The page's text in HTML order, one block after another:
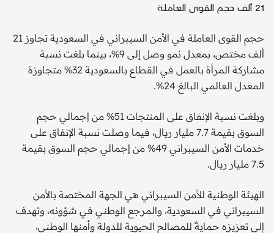
21 ألف حجم القوى العاملة
حجم القوى العاملة في الأمن السيبراني في السعودية تجاوز 21
ألف مختص، بمعدل نمو وصل إلى 9%، بينما بلغت نسبة
مشاركة المرأة بالعمل في القطاع بالسعودية 32% متجاوزة
المعدل العالمي البالغ 24%.
وبلغت نسبة الإنفاق على المنتجات 51% من إجمالي حجم
السوق بقيمة 7.7 مليار ريال، فيما وصلت نسبة الإنفاق على
خدمات الأمن السيبراني 49% من إجمالي حجم السوق بقيمة
7.5 مليار ريال.
الهيئة الوطنية للأمن السيبراني هي الجهة المختصة بالأمن
السيبراني في السعودية، والمرجع الوطني في شؤونه، وتهدف
إلى تعزيزه حمايةً للمصالح الحيوية للدولة وأمنها الوطني،